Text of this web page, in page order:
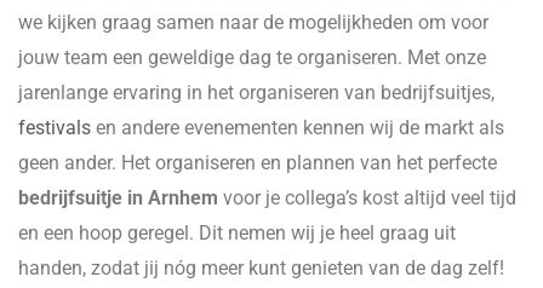
we kijken graag samen naar de mogelijkheden om voor
jouw team een geweldige dag te organiseren. Met onze
jarenlange ervaring in het organiseren van bedrijfsuitjes,
festivals en andere evenementen kennen wij de markt als
geen ander. Het organiseren en plannen van het perfecte
bedrijfsuitje in Arnhem voor je collega’s kost altijd veel tijd
en een hoop geregel. Dit nemen wij je heel graag uit
handen, zodat jij nóg meer kunt genieten van de dag zelf!